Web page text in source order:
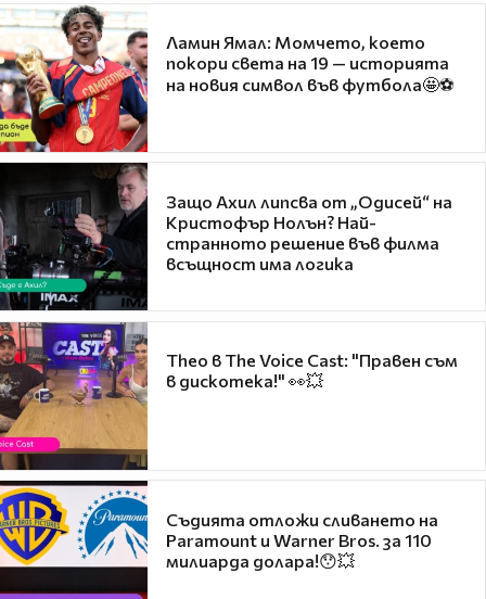
Ламин Ямал: Момчето, което
покори света на 19 — историята
на новия символ във футбола🤩⚽
Защо Ахил липсва от „Одисей“ на
Кристофър Нолън? Най-
странното решение във филма
всъщност има логика
Theo в The Voice Cast: "Правен съм
в дискотека!" 👀💥
Съдията отложи сливането на
Paramount и Warner Bros. за 110
милиарда долара!😯💥